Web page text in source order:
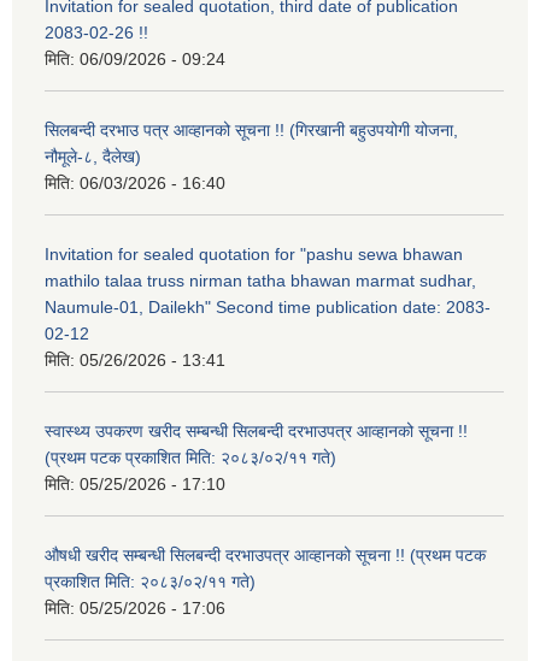
Invitation for sealed quotation, third date of publication
2083-02-26 !!
मिति: 06/09/2026 - 09:24
सिलबन्दी दरभाउ पत्र आव्हानको सूचना !! (गिरखानी बहुउपयोगी योजना,
नौमूले-८, दैलेख)
मिति: 06/03/2026 - 16:40
Invitation for sealed quotation for "pashu sewa bhawan
mathilo talaa truss nirman tatha bhawan marmat sudhar,
Naumule-01, Dailekh" Second time publication date: 2083-
02-12
मिति: 05/26/2026 - 13:41
स्वास्थ्य उपकरण खरीद सम्बन्धी सिलबन्दी दरभाउपत्र आव्हानको सूचना !!
(प्रथम पटक प्रकाशित मिति: २०८३/०२/११ गते)
मिति: 05/25/2026 - 17:10
औषधी खरीद सम्बन्धी सिलबन्दी दरभाउपत्र आव्हानको सूचना !! (प्रथम पटक
प्रकाशित मिति: २०८३/०२/११ गते)
मिति: 05/25/2026 - 17:06